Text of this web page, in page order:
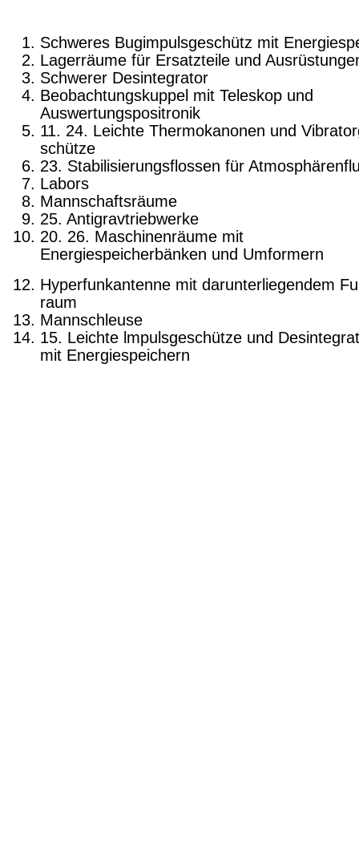
Schweres Bugimpulsgeschütz mit
Lagerräume für Ersatzteile und
Schwerer Desintegrator
Beobachtungskuppel mit Teleskop und
Auswertungspositronik
11. 24. Leichte Thermokanonen und
schütze
23. Stabilisierungsflossen für
Labors
Mannschaftsräume
25. Antigravtriebwerke
20. 26. Maschinenräume mit
Energiespeicherbänken und Umformern
Hyperfunkantenne mit darunterliegendem
raum
Mannschleuse
15. Leichte lmpulsgeschütze und
mit Energiespeichern